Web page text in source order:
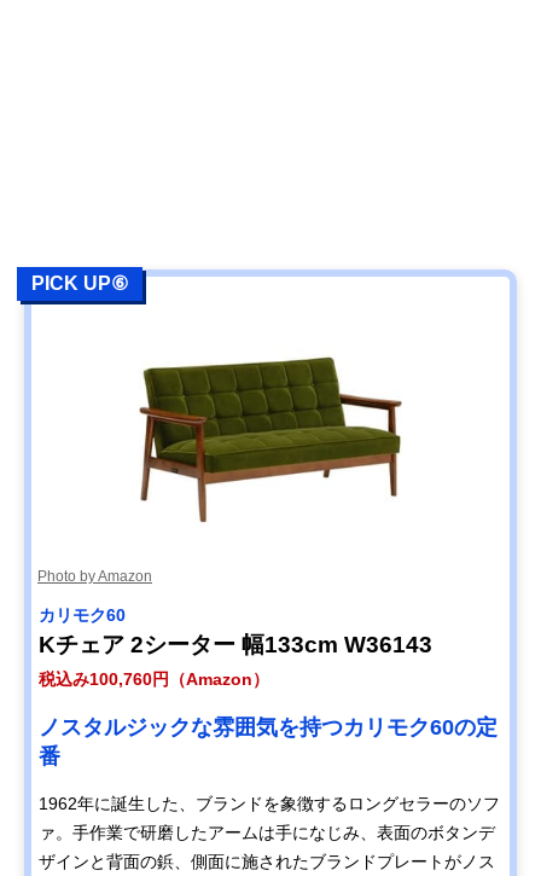
PICK UP⑥
Photo by Amazon
カリモク60
Kチェア 2シーター 幅133cm W36143
税込み100,760円（Amazon）
ノスタルジックな雰囲気を持つカリモク60の定
番
1962年に誕生した、ブランドを象徴するロングセラーのソフ
ァ。手作業で研磨したアームは手になじみ、表面のボタンデ
ザインと背面の鋲、側面に施されたブランドプレートがノス